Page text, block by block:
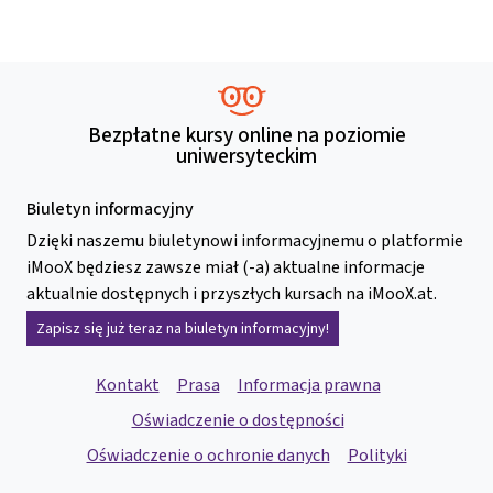
Bezpłatne kursy online na poziomie
uniwersyteckim
Biuletyn informacyjny
Dzięki naszemu biuletynowi informacyjnemu o platformie
iMooX będziesz zawsze miał (-a) aktualne informacje
aktualnie dostępnych i przyszłych kursach na iMooX.at.
Zapisz się już teraz na biuletyn informacyjny!
Kontakt Prasa
Informacja prawna
Oświadczenie o dostępności
Oświadczenie o ochronie danych
Polityki